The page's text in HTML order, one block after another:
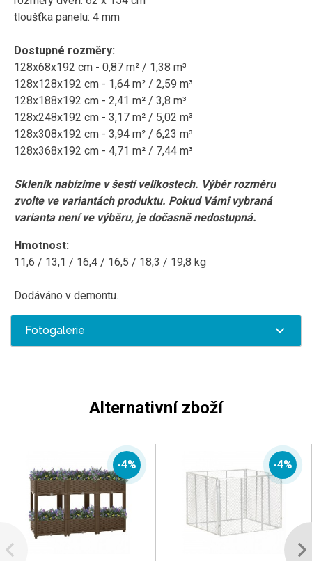
tloušťka panelu: 4 mm
Dostupné rozměry:
128x68x192 cm - 0,87 m² / 1,38 m³
128x128x192 cm - 1,64 m² / 2,59 m³
128x188x192 cm - 2,41 m² / 3,8 m³
128x248x192 cm - 3,17 m² / 5,02 m³
128x308x192 cm - 3,94 m² / 6,23 m³
128x368x192 cm - 4,71 m² / 7,44 m³
Skleník nabízíme v šestí velikostech. Výběr rozměru
zvolte ve variantách produktu. Pokud Vámi vybraná
varianta není ve výběru, je dočasně nedostupná.
Hmotnost:
11,6 / 13,1 / 16,4 / 16,5 / 18,3 / 19,8 kg
Dodáváno v demontu.
Fotogalerie
Alternativní zboží
-4% -4%